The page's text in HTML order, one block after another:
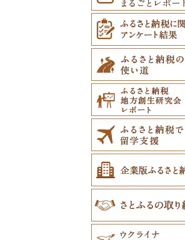
厚岸町
南富良野町
上富良野町
和寒町
紋別市
乙部町
根室市
東川町
厚真町
奥尻町
網走市
浦河町
広尾町
中札内村
田子町
新郷村
横浜町
野辺地町
佐井村
六戸町
五所川原市
蓬田村
中泊町
外ヶ浜町
つがる市
弘前市
鰺ヶ沢町
むつ市
岩泉町
田野畑村
盛岡市
遠野市
奥州市
雫石町
岩手県（県庁）
久慈市
西和賀町
北上市
平泉町
洋野町
大船渡市
山田町
富谷市
岩沼市
七ヶ宿町
大崎市
塩竈市
石巻市
多賀城市
宮城県（県庁）
亘理町
蔵王町
女川町
気仙沼市
美里町
松島町
大和町
にかほ市
羽後町
秋田県（県庁）
秋田市
男鹿市
美郷町
東成瀬村
北秋田市
八峰町
鹿角市
大仙市
八郎潟町
大石田町
川西町
鶴岡市
山形県（県庁）
金山町
東根市
飯豊町
大蔵村
山辺町
戸沢村
舟形町
最上町
真室川町
寒河江市
二本松市
猪苗代町
川俣町
郡山市
西会津町
玉川村
いわき市
田村市
磐梯町
三春町
本宮市
柳津町
鮫川村
福島市
神栖市
常総市
東海村
美浦村
大洗町
河内町
ひたちなか市
守谷市
常陸大宮市
笠間市
行方市
結城市
城里町
水戸市
那珂川町
茂木町
那須烏山市
矢板市
さくら市
足利市
那須町
下野市
益子町
芳賀町
野木町
高山村
みどり市
千代田町
みなかみ町
片品村
富岡市
館林市
東吾妻町
前橋市
藤岡市
邑楽町
板倉町
嬬恋村
草津町
羽生市
小鹿野町
坂戸市
鳩山町
埼玉県（県庁）
神川町
東秩父村
三芳町
幸手市
日高市
蓮田市
川越市
宮代町
吉見町
香取市
習志野市
銚子市
君津市
旭市
南房総市
八街市
九十九里町
いすみ市
東庄町
館山市
大網白里市
一宮町
佐倉市
瑞穂町
大島町
府中市
国分寺市
東村山市
中央区
あきる野市
荒川区
北区
多摩市
稲城市
世田谷区
日の出町
板橋区
開成町
藤沢市
神奈川県（県庁）
鎌倉市
大和市
伊勢原市
小田原市
秦野市
綾瀬市
横須賀市
三浦市
大磯町
箱根町
横浜市
五泉市
三条市
見附市
糸魚川市
胎内市
上越市
阿賀野市
新潟県（県庁）
柏崎市
村上市
妙高市
聖籠町
刈羽村
湯沢町
富山市
南砺市
宝達志水町
金沢市
内灘町
かほく市
小松市
志賀町
加賀市
あわら市
福井市
大野市
敦賀市
おおい町
永平寺町
都留市
山梨県（県庁）
道志村
忍野村
笛吹市
中央市
北杜市
西桂町
身延町
早川町
南部町
昭和町
甲府市
甲州市
南木曽町
朝日村
長野市
根羽村
池田町
須坂市
川上村
南牧村
伊那市
立科町
東御市
中野市
豊丘村
売木村
大野町
山県市
羽島市
本巣市
川辺町
大垣市
輪之内町
瑞浪市
中津川市
高山市
郡上市
白川村
御嵩町
海津市
浜松市
伊東市
島田市
沼津市
伊豆市
裾野市
焼津市
河津町
袋井市
熱海市
掛川市
伊豆の国市
小山町
森町
豊山町
南知多町
江南市
みよし市
西尾市
武豊町
幸田町
岡崎市
愛知県（県庁）
蒲郡市
東郷町
犬山市
弥富市
東海市
南伊勢町
朝日町
菰野町
紀宝町
伊勢市
四日市市
大台町
三重県（県庁）
津市
名張市
東員町
玉城町
滋賀県（県庁）
米原市
豊郷町
多賀町
宇治田原町
長岡京市
綾部市
笠置町
南丹市
宇治市
京丹波町
京都府（府庁）
大山崎町
精華町
南山城村
京都市
舞鶴市
和束町
八幡市
貝塚市
岸和田市
泉南市
忠岡町
四條畷市
寝屋川市
泉大津市
守口市
富田林市
松原市
柏原市
羽曳野市
大阪府（府庁）
吹田市
市川町
三木市
新温泉町
福崎町
西脇市
宍粟市
丹波市
加東市
稲美町
養父市
南あわじ市
洲本市
猪名川町
尼崎市
王寺町
十津川村
高取町
広陵町
天理市
三郷町
下北山村
川西町
川上村
斑鳩町
平群町
黒滝村
御所市
上牧町
那智勝浦町
美浜町
御坊市
高野町
九度山町
紀美野町
古座川町
太地町
日高川町
紀の川市
上富田町
白浜町
由良町
すさみ町
若桜町
湯梨浜町
岩美町
倉吉市
日南町
伯耆町
日吉津村
西ノ島町
浜田市
大田市
松江市
江津市
島根県（県庁）
早島町
笠岡市
里庄町
玉野市
赤磐市
瀬戸内市
和気町
備前市
総社市
新庄村
高梁市
勝央町
倉敷市
矢掛町
府中市
大崎上島町
東広島市
竹原市
熊野町
呉市
海田町
府中町
三原市
安芸高田市
山陽小野田市
山口市
周南市
宇部市
美祢市
下関市
和木町
上板町
海陽町
徳島市
勝浦町
美馬市
美波町
上勝町
小松島市
松茂町
佐那河内村
北島町
吉野川市
土庄町
三木町
まんのう町
琴平町
東かがわ市
善通寺市
坂出市
丸亀市
新居浜市
伊予市
松山市
西条市
東温市
宇和島市
内子町
愛媛県（県庁）
四国中央市
四万十市
奈半利町
土佐市
津野町
高知県（県庁）
四万十町
大川村
土佐町
安田町
南国市
仁淀川町
大月町
三原村
香南市
太宰府市
赤村
須恵町
香春町
飯塚市
志免町
筑紫野市
東峰村
古賀市
久山町
大野城市
宗像市
水巻町
岡垣町
有田町
基山町
上峰町
吉野ヶ里町
鹿島市
小城市
佐賀市
大町町
玄海町
白石町
太良町
佐世保市
南島原市
波佐見町
長崎市
川棚町
島原市
五島市
雲仙市
壱岐市
大村市
佐々町
平戸市
西原村
水上村
高森町
大津町
和水町
長洲町
天草市
多良木町
五木村
あさぎり町
南関町
津奈木町
小国町
人吉市
豊後大野市
杵築市
日出町
津久見市
豊後高田市
宇佐市
佐伯市
臼杵市
国東市
日田市
姫島村
玖珠町
大分県（県庁）
三股町
都城市
椎葉村
日向市
日之影町
新富町
綾町
門川町
宮崎県（県庁）
国富町
高千穂町
西都市
西米良村
延岡市
出水市
いちき串木野市
徳之島町
湧水町
垂水市
南さつま市
屋久島町
奄美市
和泊町
長島町
薩摩川内市
大崎町
曽於市
鹿屋市
北谷町
宮古島市
八重瀬町
座間味村
糸満市
北中城村
久米島町
南城市
北大東村
大宜味村
浦添市
本部町
今帰仁村
与那原町